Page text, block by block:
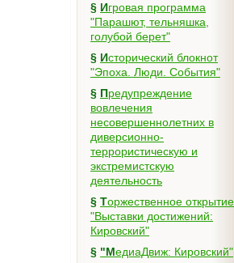
§ Игровая программа
"Парашют, тельняшка,
голубой берет"
§ Исторический блокнот
"Эпоха. Люди. События"
§ Предупреждение
вовлечения
несовершеннолетних в
диверсионно-
террористическую и
экстремистскую
деятельность
§ Торжественное открытие
"Выставки достижений:
Кировский"
§
"МедиаДвиж: Кировский"